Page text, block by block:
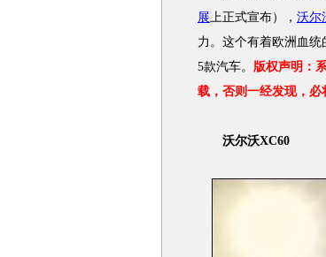
展上正式宣布）， 沃尔
力。这个有着欧洲血
5款汽车。 版权声明：
载，否则一经发现，必
沃尔沃XC60